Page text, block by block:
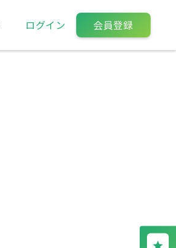
ログイン 会員登録